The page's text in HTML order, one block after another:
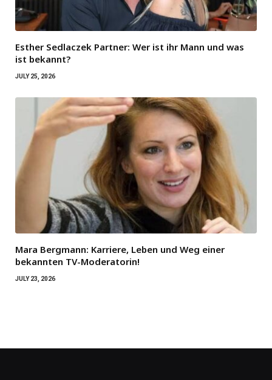
Esther Sedlaczek Partner: Wer ist ihr Mann und was
ist bekannt?
JULY 25, 2026
Mara Bergmann: Karriere, Leben und Weg einer
bekannten TV-Moderatorin!
JULY 23, 2026